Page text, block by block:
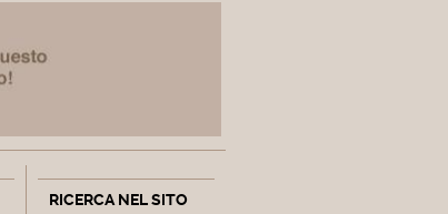
RICERCA NEL SITO